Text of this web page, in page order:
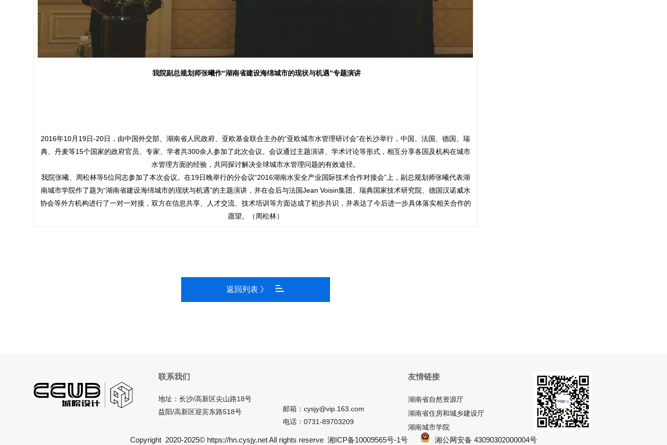
我院副总规划师张曦作“湖南省建设海绵城市的现状与机遇”专题演讲
2016年10月19日-20日，由中国外交部、湖南省人民政府、亚欧基金联合主办的“亚欧城市水管理研讨会”在长沙举行，中国、法国、德国、瑞
典、丹麦等15个国家的政府官员、专家、学者共300余人参加了此次会议。会议通过主题演讲、学术讨论等形式，相互分享各国及机构在城市
水管理方面的经验，共同探讨解决全球城市水管理问题的有效途径。
我院张曦、周松林等5位同志参加了本次会议。在19日晚举行的分会议“2016湖南水安全产业国际技术合作对接会”上，副总规划师张曦代表湖
南城市学院作了题为“湖南省建设海绵城市的现状与机遇”的主题演讲，并在会后与法国Jean Voisin集团、瑞典国家技术研究院、德国汉诺威水
协会等外方机构进行了一对一对接，双方在信息共享、人才交流、技术培训等方面达成了初步共识，并表达了今后进一步具体落实相关合作的
愿望。（周松林）
返回列表 》
联系我们
地址：长沙/高新区尖山路18号
益阳/高新区迎宾东路518号
邮箱：cysjy@vip.163.com
电话：0731-89703209
友情链接
湖南省自然资源厅
湖南省住房和城乡建设厅
湖南城市学院
Copyright 2020-2025© https://hn.cysjy.net All rights reserve 湘ICP备10009565号-1号 湘公网安备 43090302000004号